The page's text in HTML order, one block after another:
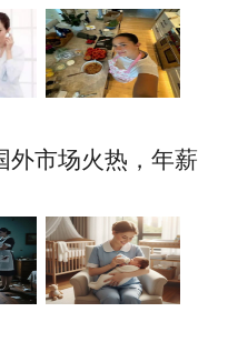
外市场火热，年薪